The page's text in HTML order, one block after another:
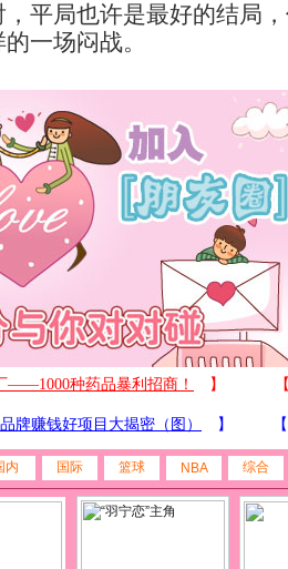
，平局也许是最好的结局
一场闷战。
内 国际 篮球 NBA 综合